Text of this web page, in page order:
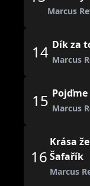
Marcus
14 Dík za
Marcus
15 Marcus
16
Krása
Šafařík
Marcus